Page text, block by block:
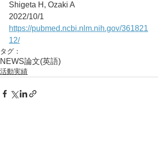
Shigeta H, Ozaki A
2022/10/1
https://pubmed.ncbi.nlm.nih.gov/361821
12/
タグ：
NEWS論文(英語)
活動実績